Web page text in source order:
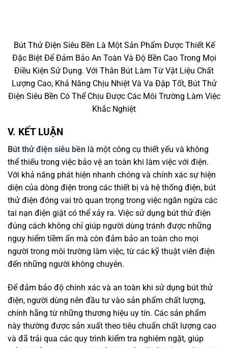
Bút Thử Điện Siêu Bền Là Một Sản Phẩm Được Thiết Kế
Đặc Biệt Để Đảm Bảo An Toàn Và Độ Bền Cao Trong Mọi
Điều Kiện Sử Dụng. Với Thân Bút Làm Từ Vật Liệu Chất
Lượng Cao, Khả Năng Chịu Nhiệt Và Va Đập Tốt, Bút Thử
Điện Siêu Bền Có Thể Chịu Được Các Môi Trường Làm Việc
Khắc Nghiệt
V. KẾT LUẬN
Bút thử điện siêu bền là một công cụ thiết yếu và không
thể thiếu trong việc bảo vệ an toàn khi làm việc với điện.
Với khả năng phát hiện nhanh chóng và chính xác sự hiện
diện của dòng điện trong các thiết bị và hệ thống điện, bút
thử điện đóng vai trò quan trọng trong việc ngăn ngừa các
tai nạn điện giật có thể xảy ra. Việc sử dụng bút thử điện
đúng cách không chỉ giúp người dùng tránh được những
nguy hiểm tiềm ẩn mà còn đảm bảo an toàn cho mọi
người trong môi trường làm việc, từ các kỹ thuật viên điện
đến những người không chuyên.
Để đảm bảo độ chính xác và an toàn khi sử dụng bút thử
điện, người dùng nên đầu tư vào sản phẩm chất lượng,
chính hãng từ những thương hiệu uy tín. Các sản phẩm
này thường được sản xuất theo tiêu chuẩn chất lượng cao
và đã trải qua các quy trình kiểm tra nghiêm ngặt, giúp